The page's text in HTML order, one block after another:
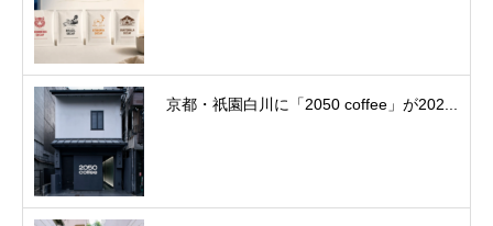
京都・祇園白川に「2050 coffee」が202...